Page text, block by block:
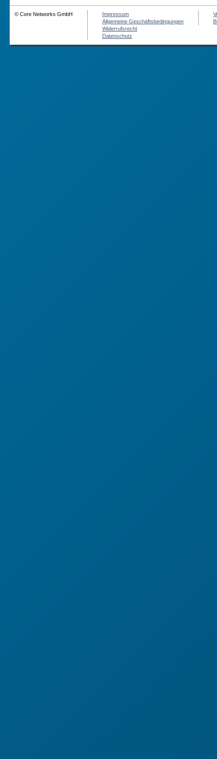
© Core Networks GmbH
Impressum
Allgemeine Geschäftsbedingungen
Widerrufsrecht
Datenschutz